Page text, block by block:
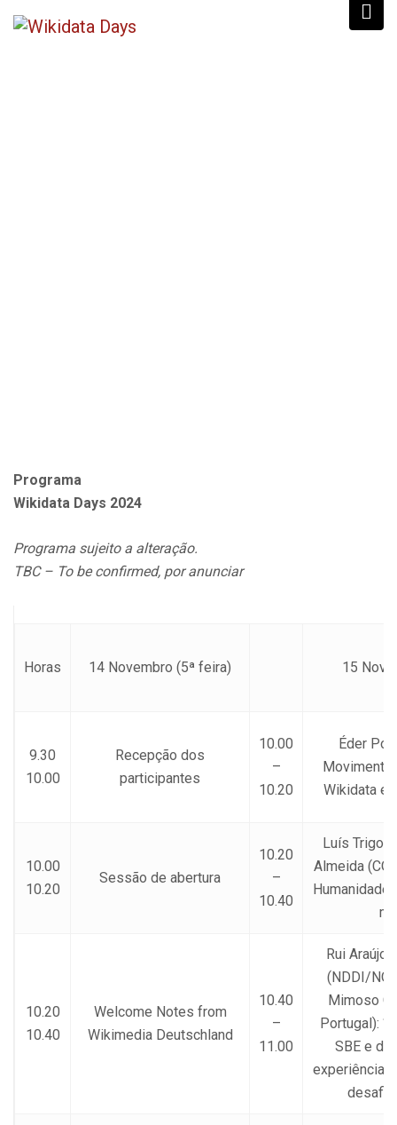
Programa
Wikidata Days 2024
Programa sujeito a alteração.
TBC – To be confirmed, por anunciar
Horas 14 Novembro (5ª feira) 15
9.30
10.00
Recepção dos
participantes
10.00
–
10.20
Éder
Movimento
Wikidata
10.00
10.20
Sessão de abertura
10.20
–
10.40
Luís Trigo
Almeida
10.20
10.40
Welcome Notes from
Wikimedia Deutschland
10.40
–
11.00
Rui Araújo
(NDDI/
Mimoso
Portugal):
SBE e da
experiência
desafio